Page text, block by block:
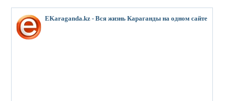
EKaraganda.kz - Вся жизнь Караганды на одном сайте